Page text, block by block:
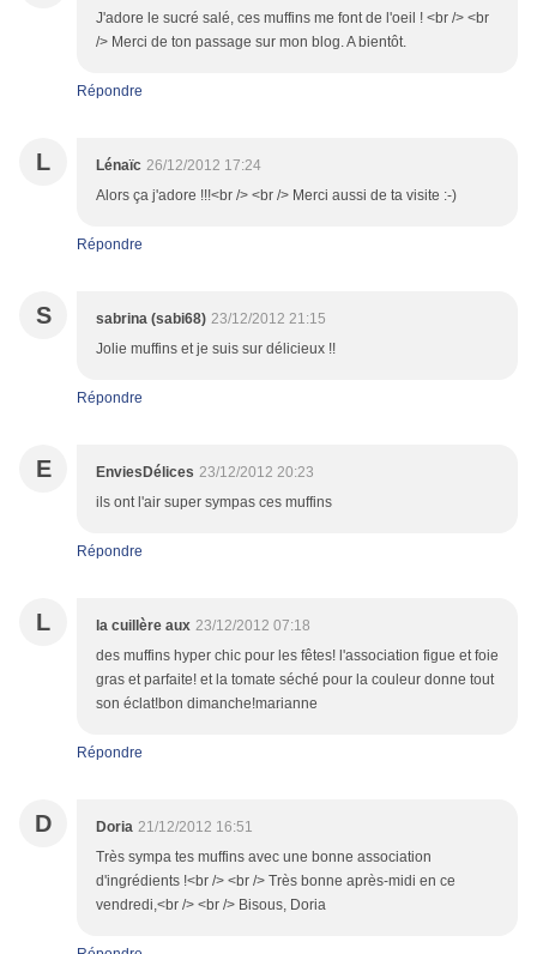
J'adore le sucré salé, ces muffins me font de l'oeil ! <br /> <br
/> Merci de ton passage sur mon blog. A bientôt.
Répondre
L Lénaïc 26/12/2012 17:24
Alors ça j'adore !!!<br /> <br /> Merci aussi de ta visite :-)
Répondre
S sabrina (sabi68) 23/12/2012 21:15
Jolie muffins et je suis sur délicieux !!
Répondre
E EnviesDélices 23/12/2012 20:23
ils ont l'air super sympas ces muffins
Répondre
L la cuillère aux 23/12/2012 07:18
des muffins hyper chic pour les fêtes! l'association figue et foie
gras et parfaite! et la tomate séché pour la couleur donne tout
son éclat!bon dimanche!marianne
Répondre
D Doria 21/12/2012 16:51
Très sympa tes muffins avec une bonne association
d'ingrédients !<br /> <br /> Très bonne après-midi en ce
vendredi,<br /> <br /> Bisous, Doria